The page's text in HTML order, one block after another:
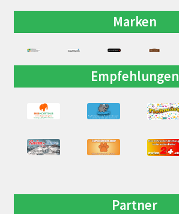
Marken
Empfehlungen
Partner